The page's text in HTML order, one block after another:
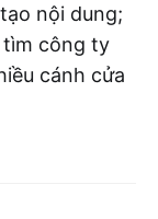
nội dung;
tìm công ty
cánh cửa